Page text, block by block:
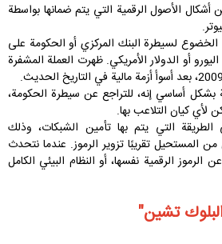
الأصول الرقمية التي يتم ضمانها بواسطة
لسيطرة البنك المركزي أو الحكومة على
أو الدولار الأمريكي. ظهرت العملة المشفرة
بشكل أساسي إنه، للتراجع عن سيطرة الحكومة،
لأي كيان التلاعب بها.
التي يتم بها تأمين الشبكات، وذلك
المستحيل تقريبًا تزوير الرموز. عندما نتحدث
الرقمية نفسها، أو النظام البيئي الكامل
تشين"